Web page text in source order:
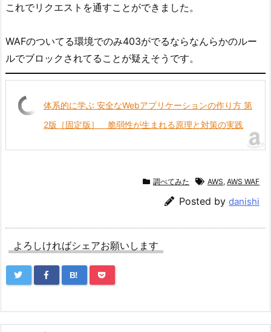
これでリクエストを通すことができました。
WAFのついてる環境でのみ403がでるならなんらかのルー
ルでブロックされてることが疑えそうです。
体系的に学ぶ 安全なWebアプリケーションの作り方 第
2版［固定版］ 脆弱性が生まれる原理と対策の実践
調べてみた AWS, AWS WAF
Posted by danishi
よろしければシェアお願いします
B!